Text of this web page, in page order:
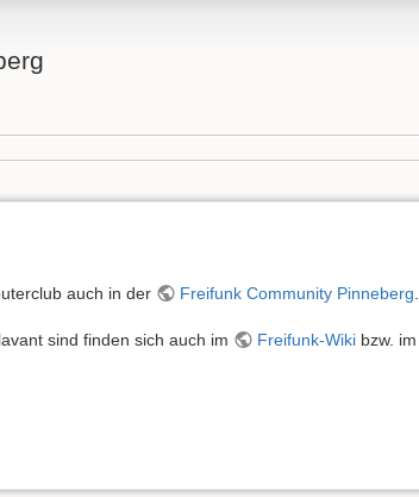
auch in der Freifunk Community Pinneberg.
sind finden sich auch im Freifunk-Wikibzw. im